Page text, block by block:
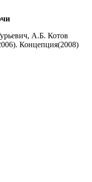
А.Б. Котов
Концепция(2008)